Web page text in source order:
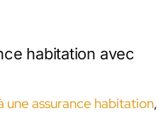
habitation avec
une assurance habitation,